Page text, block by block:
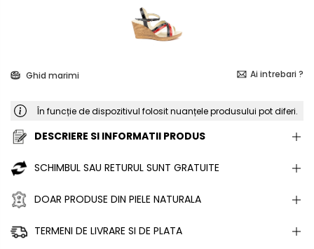
Ghid marimi Ai intrebari ?
În funcție de dispozitivul folosit nuanțele produsului pot diferi.
DESCRIERE SI INFORMATII PRODUS
SCHIMBUL SAU RETURUL SUNT GRATUITE
DOAR PRODUSE DIN PIELE NATURALA
TERMENI DE LIVRARE SI DE PLATA